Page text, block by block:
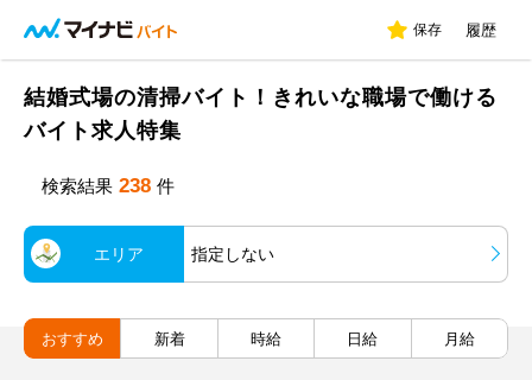
保存 履歴
結婚式場の清掃バイト！きれいな職場で働ける
バイト求人特集
検索結果 238 件
エリア 指定しない
おすすめ 新着 時給 日給 月給